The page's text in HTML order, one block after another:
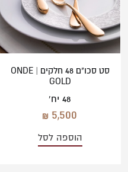
סט סכו"ם 48 חלקים | ONDE
GOLD
48 יח'
5,500
הוספה לסל